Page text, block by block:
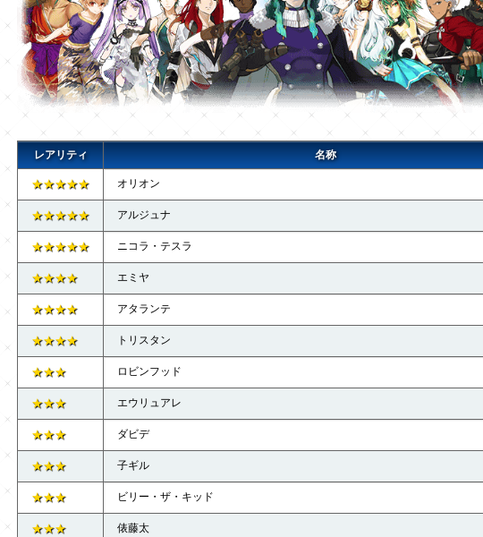
レアリティ 名称
★★★★★ オリオン
★★★★★ アルジュナ
★★★★★ ニコラ・テスラ
★★★★ エミヤ
★★★★ アタランテ
★★★★ トリスタン
★★★ ロビンフッド
★★★ エウリュアレ
★★★ ダビデ
★★★ 子ギル
★★★ ビリー・ザ・キッド
★★★ 俵藤太